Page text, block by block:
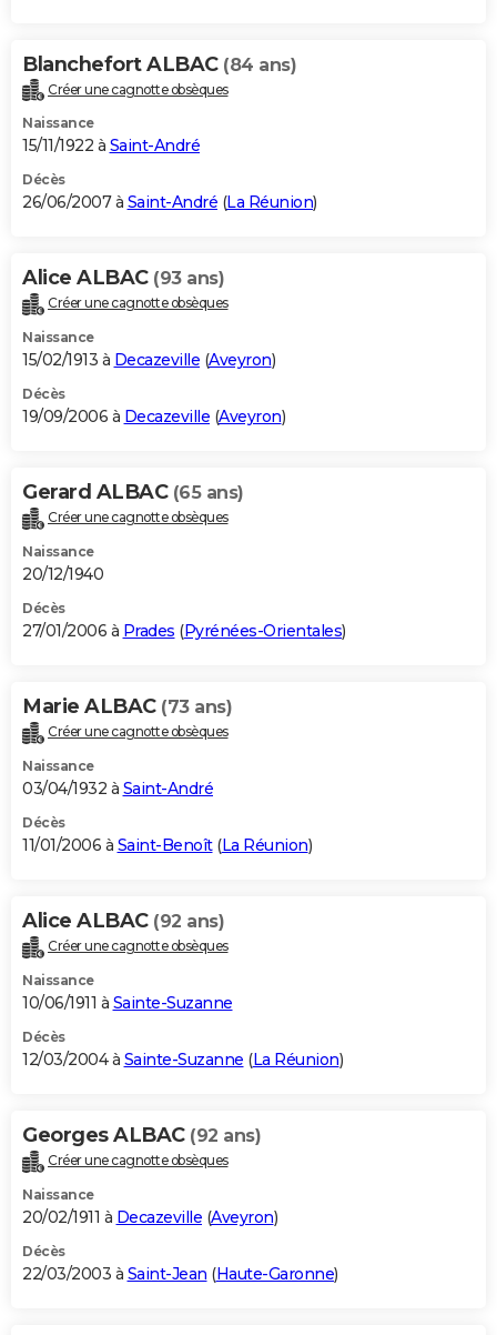
Blanchefort ALBAC (84 ans)
Créer une cagnotte obsèques
Naissance
15/11/1922 à Saint-André
Décès
26/06/2007 à Saint-André (La Réunion)
Alice ALBAC (93 ans)
Créer une cagnotte obsèques
Naissance
15/02/1913 à Decazeville (Aveyron)
Décès
19/09/2006 à Decazeville (Aveyron)
Gerard ALBAC (65 ans)
Créer une cagnotte obsèques
Naissance
20/12/1940
Décès
27/01/2006 à Prades (Pyrénées-Orientales)
Marie ALBAC (73 ans)
Créer une cagnotte obsèques
Naissance
03/04/1932 à Saint-André
Décès
11/01/2006 à Saint-Benoît(La Réunion)
Alice ALBAC (92 ans)
Créer une cagnotte obsèques
Naissance
10/06/1911 à Sainte-Suzanne
Décès
12/03/2004 à Sainte-Suzanne (La Réunion)
Georges ALBAC (92 ans)
Créer une cagnotte obsèques
Naissance
20/02/1911 à Decazeville (Aveyron)
Décès
22/03/2003 à Saint-Jean (Haute-Garonne)